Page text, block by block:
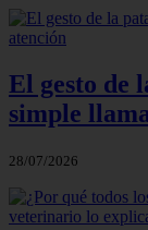
El gesto de
simple
28/07/2026